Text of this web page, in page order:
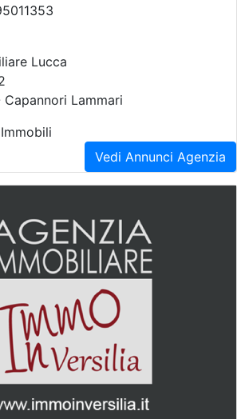
Lucca
Lammari
Vedi Annunci Agenzia